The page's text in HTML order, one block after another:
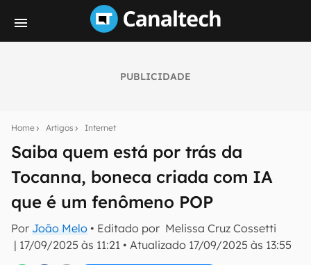
PUBLICIDADE
Home Artigos Internet
Saiba quem está por trás da
Tocanna, boneca criada com IA
que é um fenômeno POP
Por João Melo • Editado por Melissa Cruz Cossetti
| 17/09/2025 às 11:21 • Atualizado 17/09/2025 às 13:55
notícias e reviews sobre tecnologia em primeira
mão.
E-mail
inscreva-se